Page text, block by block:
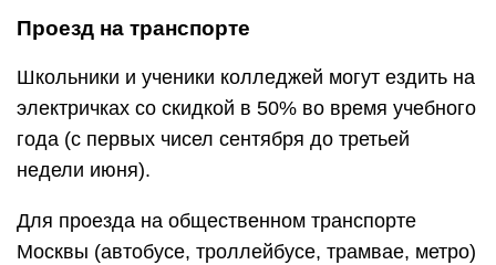
Проезд на транспорте
Школьники и ученики колледжей могут ездить на
электричках со скидкой в 50% во время учебного
года (с первых чисел сентября до третьей
недели июня).
Для проезда на общественном транспорте
Москвы (автобусе, троллейбусе, трамвае, метро)